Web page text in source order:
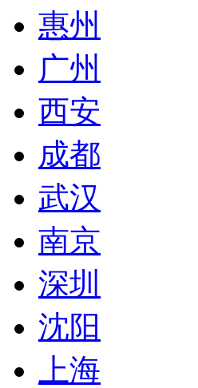
惠州
广州
西安
成都
武汉
南京
深圳
沈阳
上海